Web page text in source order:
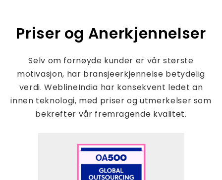
Priser og Anerkjennelser
Selv om fornøyde kunder er vår største
motivasjon, har bransjeerkjennelse betydelig
verdi. WeblineIndia har konsekvent ledet an
innen teknologi, med priser og utmerkelser som
bekrefter vår fremragende kvalitet.